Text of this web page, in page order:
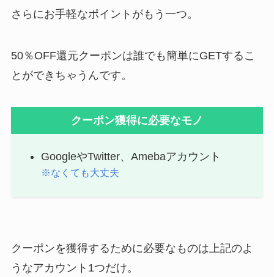
さらにお手軽なポイントがもう一つ。
50％OFF還元クーポンは誰でも簡単にGETするこ
とができちゃうんです。
クーポン獲得に必要なモノ
GoogleやTwitter、Amebaアカウント
※なくても大丈夫
クーポンを獲得するために必要なものは上記のよ
うなアカウント1つだけ。